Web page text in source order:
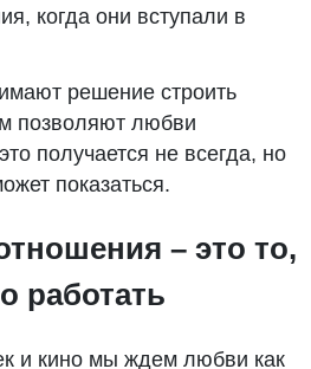
когда они вступали в
решение строить
позволяют любви
получается не всегда, но
показаться.
– это то,
работать
и кино мы ждем любви как